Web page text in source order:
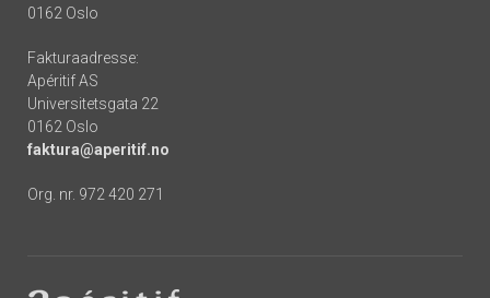
0162 Oslo
Fakturaadresse:
Apéritif AS
Universitetsgata 22
0162 Oslo
faktura@aperitif.no
Org. nr. 972 420 271